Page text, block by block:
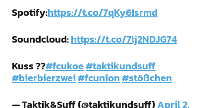
Spotify:https://t.co/7qKy6Isrmd
Soundcloud:https://t.co/7lj2NDJG74
Kuss ??#fcukoe#taktikundsuff
#bierbierzwei#fcunion#stößchen
— Taktik&Suff (@taktikundsuff)April 2,